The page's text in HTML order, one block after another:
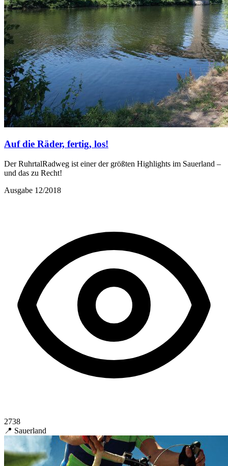
Auf die Räder, fertig, los!
Der RuhrtalRadweg ist einer der größten Highlights im Sauerland –
und das zu Recht!
Ausgabe 12/2018
2738
📍 Sauerland